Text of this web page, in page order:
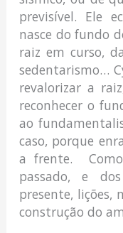
previsível. Ele
nasce do fundo
raiz em curso,
sedentarismo…
revalorizar a
reconhecer o
ao
caso, porque
a frente.
passado, e
presente, lições,
construção do